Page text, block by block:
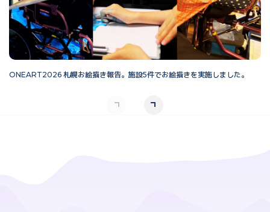
ONEART2026 札幌お絵描き報告。施設5件でお絵描きを実施しました。